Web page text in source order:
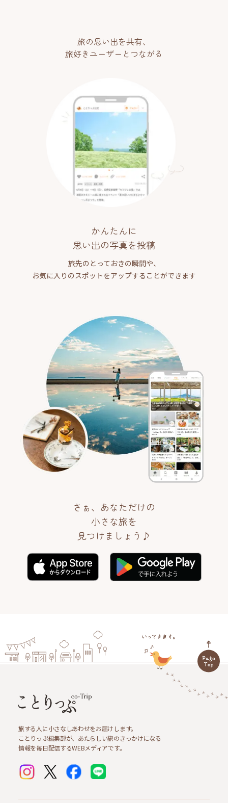
旅の思い出を共有、
旅好きユーザーとつながる
かんたんに
思い出の写真を投稿
旅先のとっておきの瞬間や、
お気に入りのスポットをアップすることができます
さぁ、あなただけの
小さな旅を
見つけましょう♪
旅する人に小さなしあわせをお届けします。
ことりっぷ編集部が、あたらしい旅のきっかけになる
情報を毎日配信するWEBメディアです。